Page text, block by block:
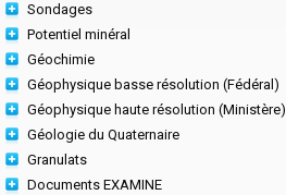
Sondages
Potentiel minéral
Géochimie
Géophysique basse résolution (Fédéral)
Géophysique haute résolution (Ministère)
Géologie du Quaternaire
Granulats
Documents EXAMINE